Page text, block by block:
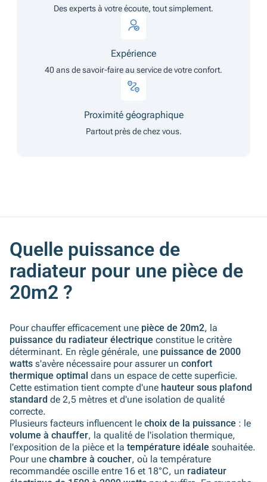
Des experts à votre écoute, tout simplement.
Expérience
40 ans de savoir-faire au service de votre confort.
Proximité géographique
Partout près de chez vous.
Quelle puissance de
radiateur pour une pièce de
20m2 ?
Pour chauffer efficacement une pièce de 20m2, la
puissance du radiateur électrique constitue le critère
déterminant. En règle générale, une puissance de 2000
watts s'avère nécessaire pour assurer un confort
thermique optimal dans un espace de cette superficie.
Cette estimation tient compte d'une hauteur sous plafond
standard de 2,5 mètres et d'une isolation de qualité
correcte.
Plusieurs facteurs influencent le choix de la puissance : le
volume à chauffer, la qualité de l'isolation thermique,
l'exposition de la pièce et la température idéale souhaitée.
Pour une chambre à coucher, où la température
recommandée oscille entre 16 et 18°C, un radiateur